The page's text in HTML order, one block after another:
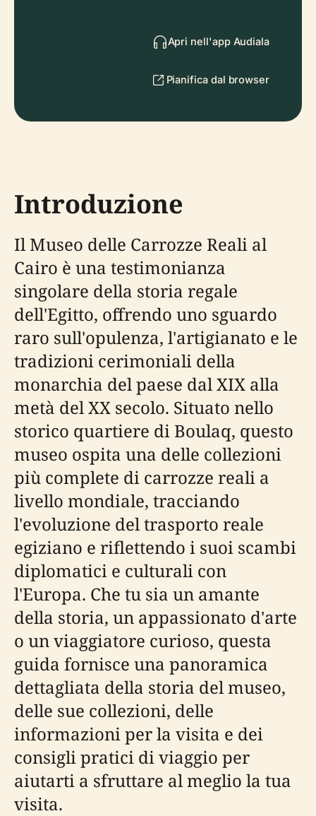
Apri nell'app Audiala
Pianifica dal browser
Introduzione
Il Museo delle Carrozze Reali al
Cairo è una testimonianza
singolare della storia regale
dell'Egitto, offrendo uno sguardo
raro sull'opulenza, l'artigianato e le
tradizioni cerimoniali della
monarchia del paese dal XIX alla
metà del XX secolo. Situato nello
storico quartiere di Boulaq, questo
museo ospita una delle collezioni
più complete di carrozze reali a
livello mondiale, tracciando
l'evoluzione del trasporto reale
egiziano e riflettendo i suoi scambi
diplomatici e culturali con
l'Europa. Che tu sia un amante
della storia, un appassionato d'arte
o un viaggiatore curioso, questa
guida fornisce una panoramica
dettagliata della storia del museo,
delle sue collezioni, delle
informazioni per la visita e dei
consigli pratici di viaggio per
aiutarti a sfruttare al meglio la tua
visita.